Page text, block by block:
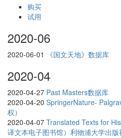
购买
试用
2020-06
2020-06-01 《国文天地》数据库
2020-04
2020-04-27 Past Masters数据库
2020-04-20 SpringerNature-
权）
2020-04-07 Translated Texts for
译文本电子图书馆）利物浦大学出版